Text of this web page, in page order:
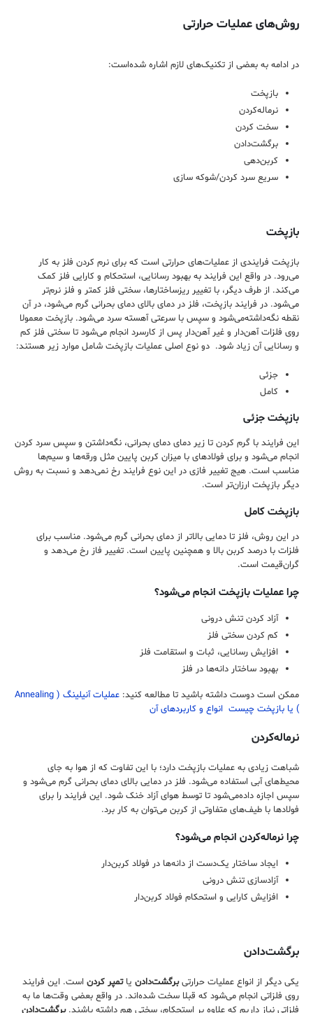
روش‌های عملیات حرارتی
در ادامه به بعضی از تکنیک‌های لازم اشاره شده‌است:
بازپخت
نرماله‌کردن
سخت کردن
برگشت‌دادن
کربن‌دهی
سریع سرد کردن/شوکه سازی
بازپخت
بازپخت فرایندی از عملیات‌های حرارتی است که برای نرم کردن فلز به کار
می‌رود. در واقع این فرایند به بهبود رسانایی، استحکام و کارایی فلز کمک
می‌کند. از طرف دیگر، با تغییر ریزساختارها، سختی فلز کمتر و فلز نرم‌تر
می‌شود‌. در فرایند بازپخت، فلز در دمای بالای دمای بحرانی گرم می‌شود، در آن
نقطه نگه‌داشته‌می‌شود و سپس با سرعتی آهسته سرد می‌شود. بازپخت معمولا
روی فلزات آهن‌دار و غیر آهن‌دار پس از کارسرد انجام می‌شود تا سختی فلز کم
و رسانایی آن زیاد شود. دو نوع اصلی عملیات بازپخت شامل موارد زیر هستند:
جزئی
کامل
بازپخت جزئی
این فرایند با گرم کردن تا زیر دمای دمای بحرانی، نگه‌داشتن و سپس سرد کردن
انجام می‌شود و برای فولادهای با میزان کربن پایین مثل ورقه‌ها و سیم‌ها
مناسب است. هیج تغییر فازی در این نوع فرایند رخ نمی‌دهد و نسبت به روش
دیگر بازپخت ارزان‌تر است.
بازپخت کامل
در این روش، فلز تا دمایی بالاتر از دمای بحرانی گرم می‌شود. مناسب برای
فلزات با درصد کربن بالا و همچنین پایین است. تغییر فاز رخ می‌دهد و
گران‌قیمت است.
چرا عملیات بازپخت انجام می‌شود؟
آزاد کردن تنش درونی
کم کردن سختی فلز
افزایش رسانایی، ثبات و استقامت فلز
بهبود ساختار دانه‌ها در فلز
ممکن است دوست داشته باشید تا مطالعه کنید:
عملیات آنیلینگ ( Annealing
) یا بازپخت چیست انواع و کاربردهای آن
نرماله‌کردن
شباهت زیادی به عملیات بازپخت دارد؛ با این تفاوت که از هوا به جای
محیط‌های آبی استفاده می‌شود. فلز در دمایی بالای دمای بحرانی گرم می‌شود و
سپس اجازه داده‌می‌شود تا توسط هوای آزاد خنک شود. این فرایند را برای
فولادها با طیف‌های متفاوتی از کربن می‌توان به کار برد.
چرا نرماله‌کردن انجام می‌شود؟
ایجاد ساختار یک‌دست از دانه‌ها در فولاد کربن‌دار
آزادسازی تنش درونی
افزایش کارایی و استحکام فولاد کربن‌دار
برگشت‌دادن
یکی دیگر از انواع عملیات‌ حرارتیبرگشت‌دادن یاتمپر کردن است. این فرایند
روی فلزاتی انجام می‌شود که قبلا سخت شده‌اند. در واقع بعضی وقت‌ها ما به
فلزاتی نیاز داریم که علاوه بر استحکام، سختی هم داشته باشند.برگشت‌دادن